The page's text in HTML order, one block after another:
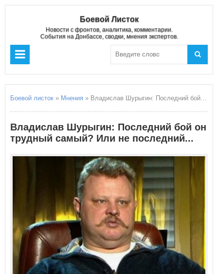
Боевой Листок
Новости с фронтов, аналитика, комментарии.
События на Донбассе, сводки, мнения экспертов.
Боевой листок » Мнения » Владислав Шурыгин: Последний бой он трудный самый? Или не последний...
Владислав Шурыгин: Последний бой он
трудный самый? Или не последний...